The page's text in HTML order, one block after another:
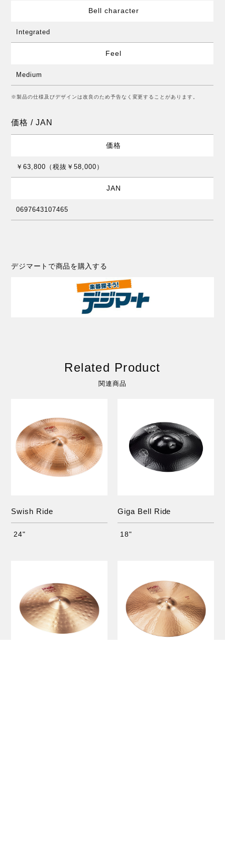
Bell character
Integrated
Feel
Medium
※製品の仕様及びデザインは改良のため予告なく変更することがあります。
価格 / JAN
価格
￥63,800（税抜￥58,000）
JAN
0697643107465
デジマートで商品を購入する
Related Product
関連商品
Swish Ride
24"
Giga Bell Ride
18"